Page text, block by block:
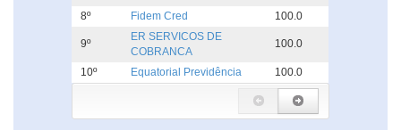
8º
Fidem Cred 100.0
9º
ER SERVICOS DE
COBRANCA
100.0
10º Equatorial Previdência 100.0